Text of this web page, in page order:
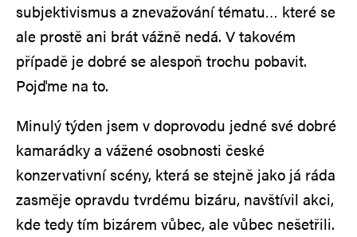
subjektivismus a znevažování tématu… které se
ale prostě ani brát vážně nedá. V takovém
případě je dobré se alespoň trochu pobavit.
Pojďme na to.
Minulý týden jsem v doprovodu jedné své dobré
kamarádky a vážené osobnosti české
konzervativní scény, která se stejně jako já ráda
zasměje opravdu tvrdému bizáru, navštívil akci,
kde tedy tím bizárem vůbec, ale vůbec nešetřili.